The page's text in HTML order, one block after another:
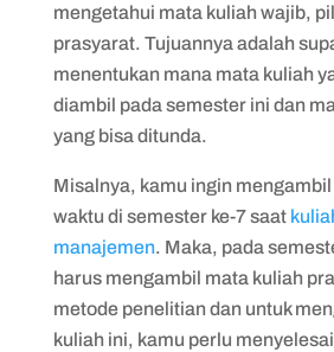
mengetahui mata kuliah wajib,
prasyarat. Tujuannya adalah
menentukan mana mata kuliah
diambil pada semester ini dan
yang bisa ditunda.
Misalnya, kamu ingin
waktu di semester ke-7 saat
manajemen. Maka, pada
harus mengambil mata kuliah
metode penelitian dan untuk
kuliah ini, kamu perlu